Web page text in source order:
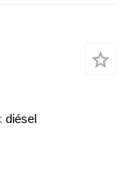
diésel